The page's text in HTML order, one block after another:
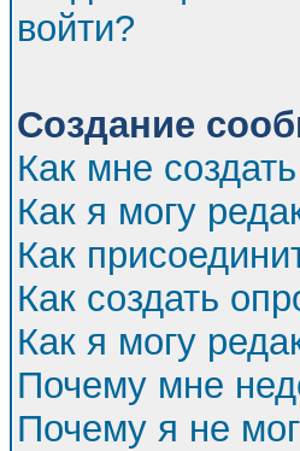
войти?
Создание
Как мне
Как я могу
Как
Как создать
Как я могу
Почему мне
Почему я не